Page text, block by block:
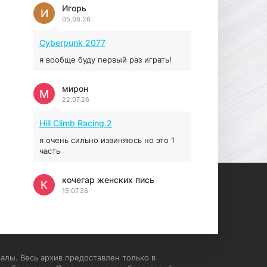
Prey
16.95 ГБ
Игорь
05.08.26
И
Cyberpunk 2077
я вообще буду первый раз играть!
мирон
22.07.26
М
Hill Climb Racing 2
я очень сильно извиняюсь но это 1
часть
кочегар женских пись
15.07.26
К
напишите блять на пк с
Весь архив предоставлен только в